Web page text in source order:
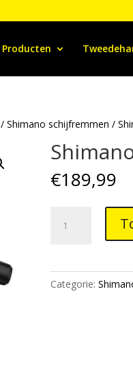
Producten
/Shimano schijfremmen /
€189,99
Deore
aantal
Categorie: